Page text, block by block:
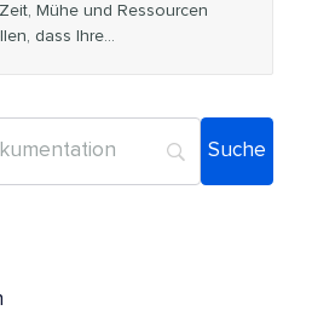
Mühe und Ressourcen
dass Ihre...